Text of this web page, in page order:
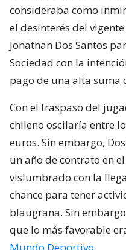
consideraba como
el desinterés del
Jonathan Dos Santos
Sociedad con la
pago de una alta suma
Con el traspaso del
chileno oscilaría entre
euros. Sin embargo,
un año de contrato en
vislumbrado con la
chance para tener
blaugrana. Sin
que lo más favorable
Mundo Deportivo.